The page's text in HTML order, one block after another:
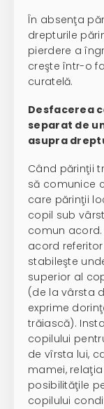
În absenţa
drepturile
pierdere a
creşte într-o
curatelă.
Desfacerea
separat de
asupra
Când părinţii
să comunice
care părinţii
copil sub
comun acord.
acord
stabileşte
superior al
(de la vârsta
exprime
trăiască).
copilului
de vîrsta lui,
mamei,
posibilităţile
copilului